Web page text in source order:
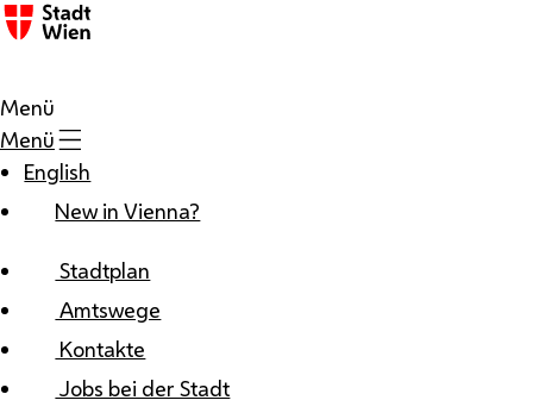
Zum Inhalt
Menü
Menü
English
New in Vienna?
Stadtplan
Amtswege
Kontakte
Jobs bei der Stadt